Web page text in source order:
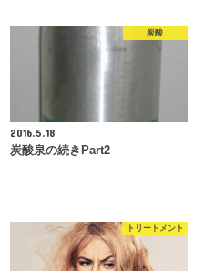
炭酸
2016.5.18
炭酸泉の続きPart2
トリートメント